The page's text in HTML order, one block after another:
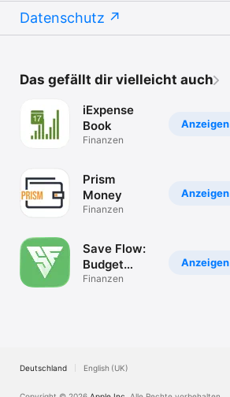
Datenschutz
Das gefällt dir vielleicht auch
Anzeigen
iExpense
Book
Finanzen
Anzeigen
Prism
Money
Finanzen
Anzeigen
Save Flow:
Budget
Planner
Finanzen
Deutschland English (UK)